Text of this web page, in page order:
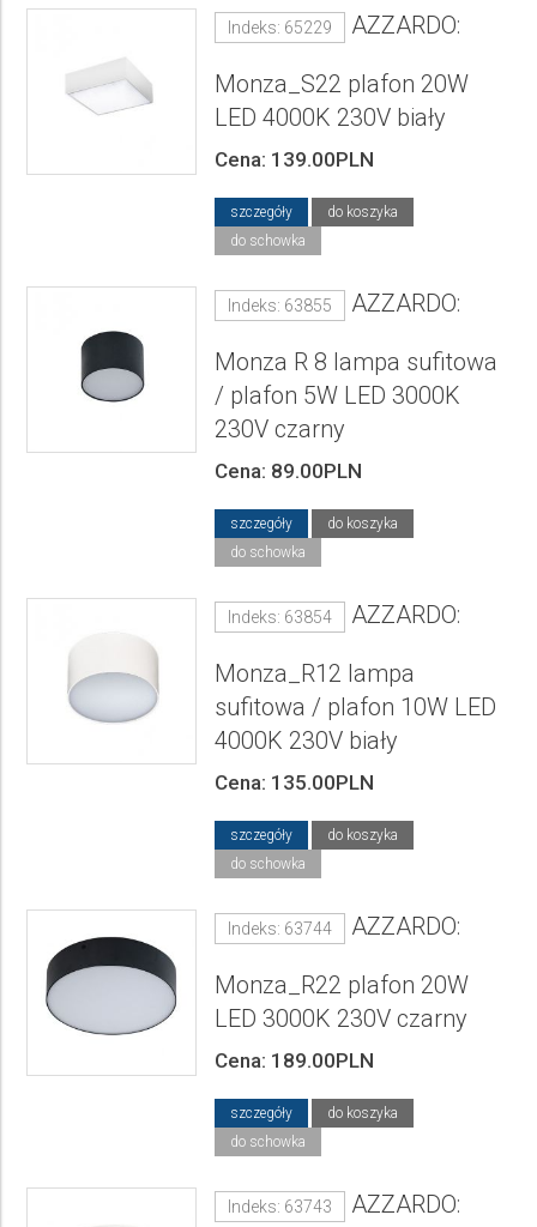
Indeks: 65229 AZZARDO:
Monza_S22 plafon 20W
LED 4000K 230V biały
Cena: 139.00PLN
szczegóły
do koszyka
do schowka
Indeks: 63855 AZZARDO:
Monza R 8 lampa sufitowa
/ plafon 5W LED 3000K
230V czarny
Cena: 89.00PLN
szczegóły
do koszyka
do schowka
Indeks: 63854 AZZARDO:
Monza_R12 lampa
sufitowa / plafon 10W LED
4000K 230V biały
Cena: 135.00PLN
szczegóły
do koszyka
do schowka
Indeks: 63744 AZZARDO:
Monza_R22 plafon 20W
LED 3000K 230V czarny
Cena: 189.00PLN
szczegóły
do koszyka
do schowka
Indeks: 63743 AZZARDO: